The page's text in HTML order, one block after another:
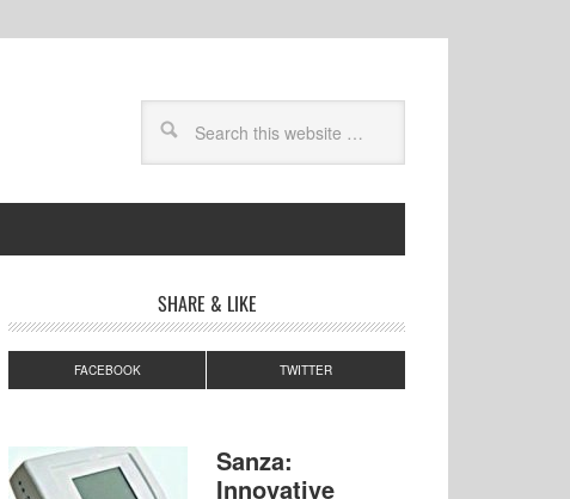
SHARE & LIKE
FACEBOOK TWITTER
Sanza:
Innovative